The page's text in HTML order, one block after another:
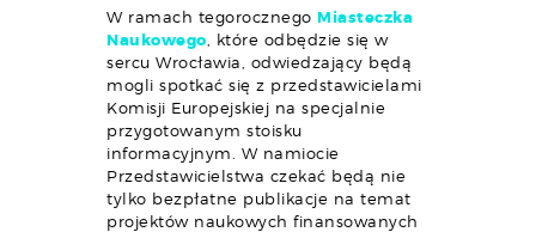
W ramach tegorocznego Miasteczka
Naukowego , które odbędzie się w
sercu Wrocławia, odwiedzający będą
mogli spotkać się z przedstawicielami
Komisji Europejskiej na specjalnie
przygotowanym stoisku
informacyjnym. W namiocie
Przedstawicielstwa czekać będą nie
tylko bezpłatne publikacje na temat
projektów naukowych finansowanych